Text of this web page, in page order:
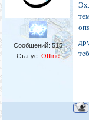
Сообщений: 515
Статус: Offline